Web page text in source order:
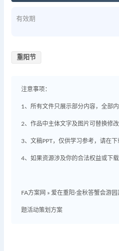
有效期
重阳节
注意事项：
1、所有文件只展示部分内容，全部内
2、作品中主体文字及图片可替换修
3、文稿PPT，仅供学习参考，请在下
4、如果资源涉及你的合法权益或下
FA方案网 » 爱在重阳·金秋答蟹会游
题活动策划方案